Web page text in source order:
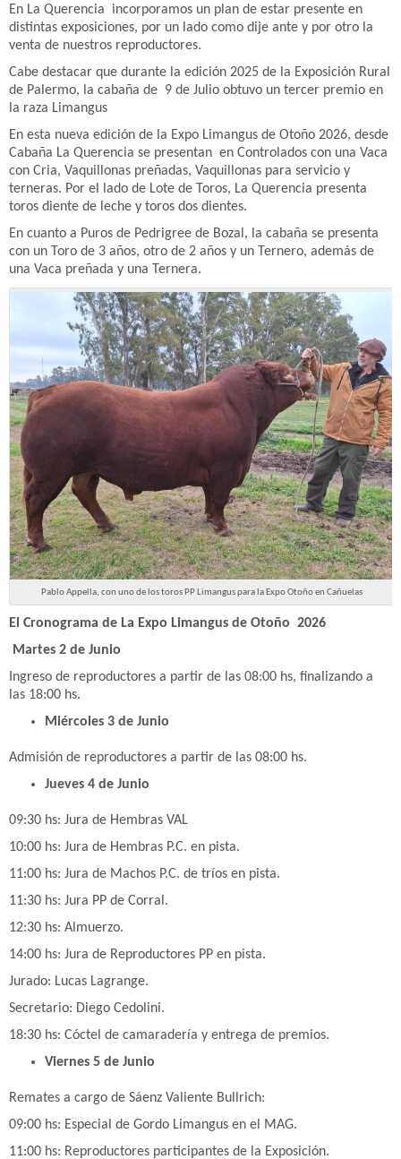
En La Querencia incorporamos un plan de estar presente en
distintas exposiciones, por un lado como dije ante y por otro la
venta de nuestros reproductores.
Cabe destacar que durante la edición 2025 de la Exposición Rural
de Palermo, la cabaña de 9 de Julio obtuvo un tercer premio en
la raza Limangus
En esta nueva edición de la Expo Limangus de Otoño 2026, desde
Cabaña La Querencia se presentan en Controlados con una Vaca
con Cria, Vaquillonas preñadas, Vaquillonas para servicio y
terneras. Por el lado de Lote de Toros, La Querencia presenta
toros diente de leche y toros dos dientes.
En cuanto a Puros de Pedrigree de Bozal, la cabaña se presenta
con un Toro de 3 años, otro de 2 años y un Ternero, además de
una Vaca preñada y una Ternera.
Pablo Appella, con uno de los toros PP Limangus para la Expo Otoño en Cañuelas
El Cronograma de La Expo Limangus de Otoño 2026
Martes 2 de Junio
Ingreso de reproductores a partir de las 08:00 hs, finalizando a
las 18:00 hs.
Miércoles 3 de Junio
Admisión de reproductores a partir de las 08:00 hs.
Jueves 4 de Junio
09:30 hs: Jura de Hembras VAL
10:00 hs: Jura de Hembras P.C. en pista.
11:00 hs: Jura de Machos P.C. de tríos en pista.
11:30 hs: Jura PP de Corral.
12:30 hs: Almuerzo.
14:00 hs: Jura de Reproductores PP en pista.
Jurado: Lucas Lagrange.
Secretario: Diego Cedolini.
18:30 hs: Cóctel de camaradería y entrega de premios.
Viernes 5 de Junio
Remates a cargo de Sáenz Valiente Bullrich:
09:00 hs: Especial de Gordo Limangus en el MAG.
11:00 hs: Reproductores participantes de la Exposición.